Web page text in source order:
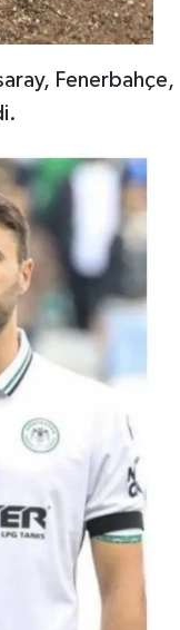
Fenerbahçe,